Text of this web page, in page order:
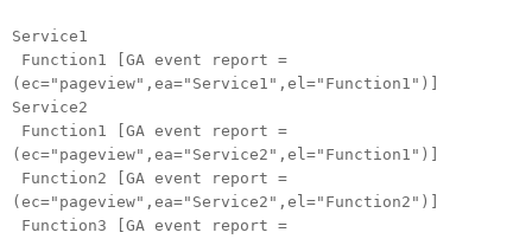
Service1
Function1 [GA event report =
(ec="pageview",ea="Service1",el="Function1")]
Service2
Function1 [GA event report =
(ec="pageview",ea="Service2",el="Function1")]
Function2 [GA event report =
(ec="pageview",ea="Service2",el="Function2")]
Function3 [GA event report =